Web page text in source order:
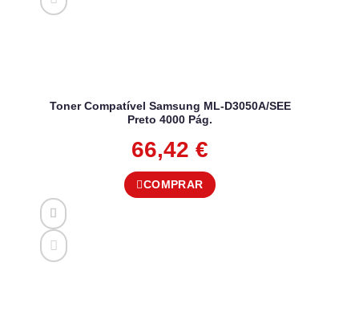
Toner Compatível Samsung ML-D3050A/SEE
Preto 4000 Pág.
66,42 €
COMPRAR